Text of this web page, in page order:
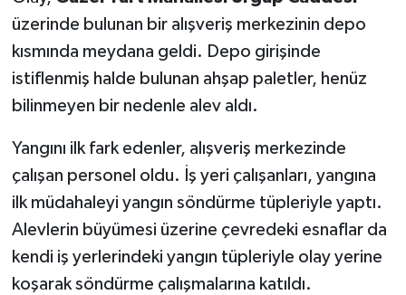
üzerinde bulunan bir alışveriş merkezinin depo
kısmında meydana geldi. Depo girişinde
istiflenmiş halde bulunan ahşap paletler, henüz
bilinmeyen bir nedenle alev aldı.
Yangını ilk fark edenler, alışveriş merkezinde
çalışan personel oldu. İş yeri çalışanları, yangına
ilk müdahaleyi yangın söndürme tüpleriyle yaptı.
Alevlerin büyümesi üzerine çevredeki esnaflar da
kendi iş yerlerindeki yangın tüpleriyle olay yerine
koşarak söndürme çalışmalarına katıldı.
TEKNOLOJİ
YAŞAM